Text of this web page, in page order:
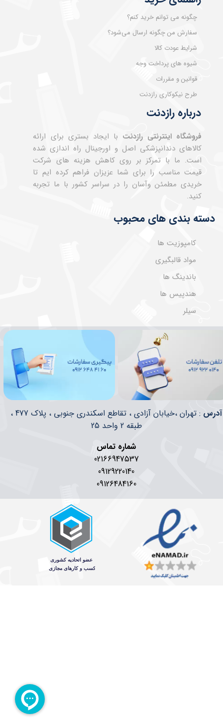
درباره رازدنت
فروشگاه اینترنتی رازدنت با ایجاد بستری برای ارائه
کالاهای دندانپزشکی اصل و اورجینال راه اندازی شده
است. ما با تمرکز بر روی کاهش هزینه های شرکت
قیمت مناسب را برای شما عزیزان فراهم کرده ایم تا
خریدی مطمئن وآسان را در سراسر کشور با ما تجربه
کنید.
چگونه می توانم خرید کنم؟
سفارش من چگونه ارسال می‌شود؟
شرایط عودت کالا
شیوه های پرداخت وجه
قوانین و مقررات
طرح نیکوکاری رازدنت
دسته بندی های محبوب
کامپوزیت ها
مواد قالبگیری
باندینگ ها
هندپیس ها
سیلر
​​آدرس
: تهران ،خیابان آزادی ، تقاطع اسکندری جنوبی ، پلاک 477 ،
طبقه 2 واحد 25
شماره تماس
02166947537
09129220140
09126484160